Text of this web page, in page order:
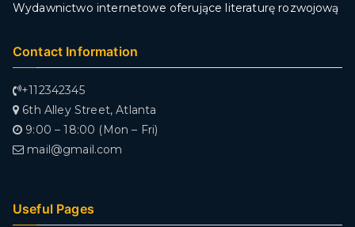
Wydawnictwo internetowe oferujące literaturę rozwojową
Contact Information
+112342345
6th Alley Street, Atlanta
9:00 – 18:00 (Mon – Fri)
mail@gmail.com
Useful Pages